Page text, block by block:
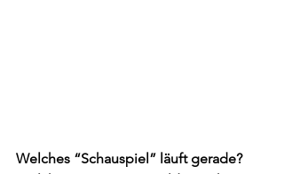
Welches “Schauspiel” läuft gerade?